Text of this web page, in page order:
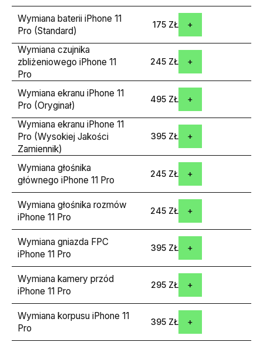
Wymiana baterii iPhone 11
Pro (Standard)
175 ZŁ
Wymiana czujnika
zbliżeniowego iPhone 11
Pro
245 ZŁ
Wymiana ekranu iPhone 11
Pro (Oryginał)
495 ZŁ
Wymiana ekranu iPhone 11
Pro (Wysokiej Jakości
Zamiennik)
395 ZŁ
Wymiana głośnika
głównego iPhone 11 Pro
245 ZŁ
Wymiana głośnika rozmów
iPhone 11 Pro
245 ZŁ
Wymiana gniazda FPC
iPhone 11 Pro
395 ZŁ
Wymiana kamery przód
iPhone 11 Pro
295 ZŁ
Wymiana korpusu iPhone 11
Pro
395 ZŁ